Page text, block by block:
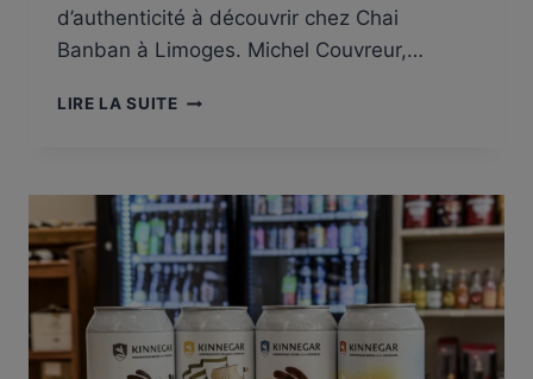
d’authenticité à découvrir chez Chai
Banban à Limoges. Michel Couvreur,…
LIRE LA SUITEMICHEL
FRANÇAIS
POUR
UNE
ÉMOTION
UNIQUE
À
CHAI
BANBAN